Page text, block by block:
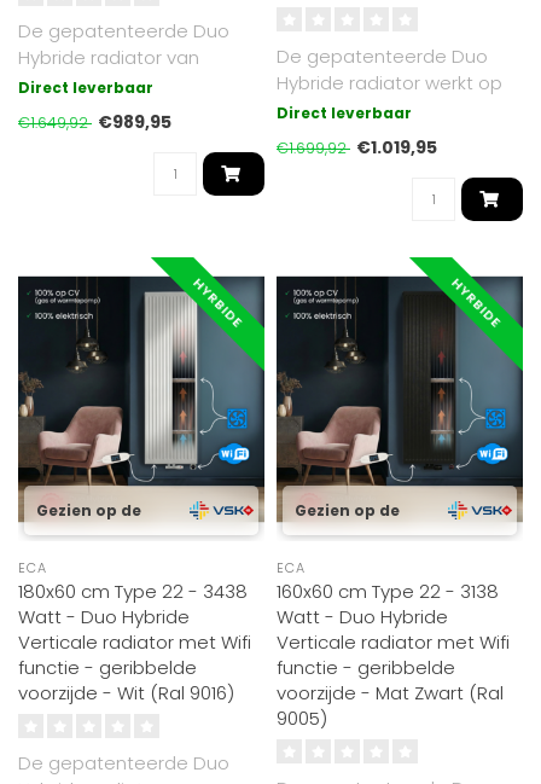
De gepatenteerde Duo
Hybride radiator van
Radiator-Outlet werkt
zowel op cv (gas..
Direct leverbaar
€1.649,92 €989,95
De gepatenteerde Duo
Hybride radiator werkt op
cv of elektrisch. Voorzien
Direct leverbaar
€1.699,92 €1.019,95
HYRBIDE
Gezien op de
ECA
180x60 cm Type 22 - 3438
Watt - Duo Hybride
Verticale radiator met Wifi
functie - geribbelde
voorzijde - Wit (Ral 9016)
De gepatenteerde Duo
HYRBIDE
Gezien op de
ECA
160x60 cm Type 22 - 3138
Watt - Duo Hybride
Verticale radiator met Wifi
functie - geribbelde
voorzijde - Mat Zwart (Ral
9005)